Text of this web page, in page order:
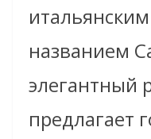
названием
элегантный
предлагает